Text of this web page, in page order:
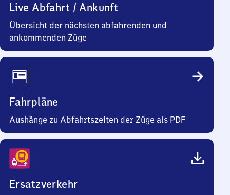
Live Abfahrt / Ankunft
Übersicht der nächsten abfahrenden und
ankommenden Züge
Fahrpläne
Aushänge zu Abfahrtszeiten der Züge als PDF
Ersatzverkehr